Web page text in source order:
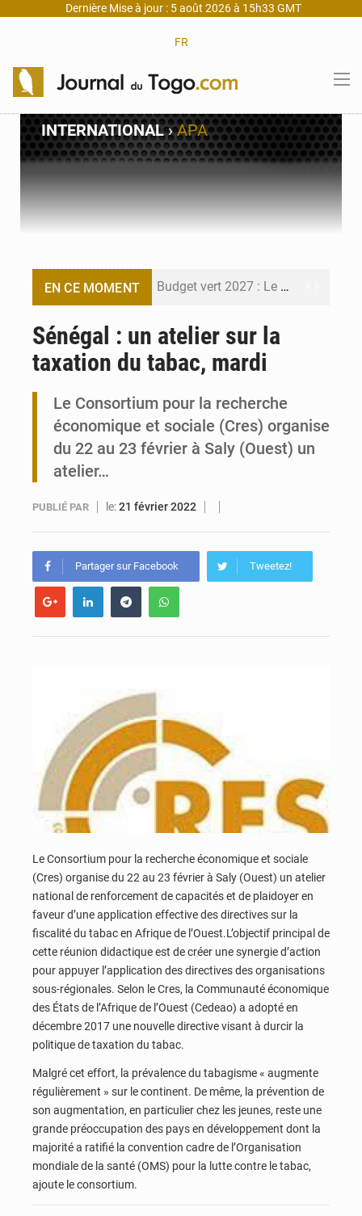
Dernière Mise à jour : 5 août 2026 à 15h33 GMT
FR
INTERNATIONAL›APA
EN CE MOMENT Budget vert 2027 : Le ministère de l’Économie forme ses cadres à Lomé
Victoire Dogbé prône l’engagement politique des femmes à Kigali
Sénégal : un atelier sur la
taxation du tabac, mardi
Le Consortium pour la recherche
économique et sociale (Cres) organise
du 22 au 23 février à Saly (Ouest) un
atelier…
PUBLIÉ PAR le:21 février 2022
Partager sur Facebook Tweetez!
Le Consortium pour la recherche économique et sociale
(Cres) organise du 22 au 23 février à Saly (Ouest) un atelier
national de renforcement de capacités et de plaidoyer en
faveur d’une application effective des directives sur la
fiscalité du tabac en Afrique de l’Ouest.L’objectif principal de
cette réunion didactique est de créer une synergie d’action
pour appuyer l’application des directives des organisations
sous-régionales. Selon le Cres, la Communauté économique
des États de l’Afrique de l’Ouest (Cedeao) a adopté en
décembre 2017 une nouvelle directive visant à durcir la
politique de taxation du tabac.
Malgré cet effort, la prévalence du tabagisme « augmente
régulièrement » sur le continent. De même, la prévention de
son augmentation, en particulier chez les jeunes, reste une
grande préoccupation des pays en développement dont la
majorité a ratifié la convention cadre de l’Organisation
mondiale de la santé (OMS) pour la lutte contre le tabac,
ajoute le consortium.